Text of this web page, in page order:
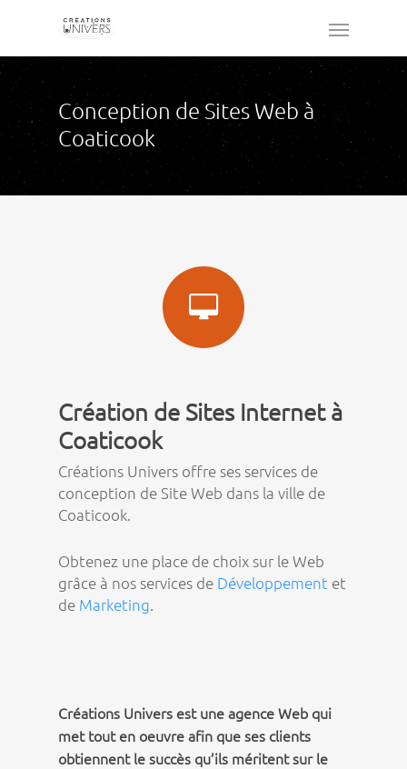
Conception de Sites Web à
Coaticook
Création de Sites Internet à
Coaticook
Créations Univers offre ses services de
conception de Site Web dans la ville de
Coaticook.
Obtenez une place de choix sur le Web
grâce à nos services de Développement et
de Marketing.
Créations Univers est une agence Web qui
met tout en oeuvre afin que ses clients
obtiennent le succès qu’ils méritent sur le